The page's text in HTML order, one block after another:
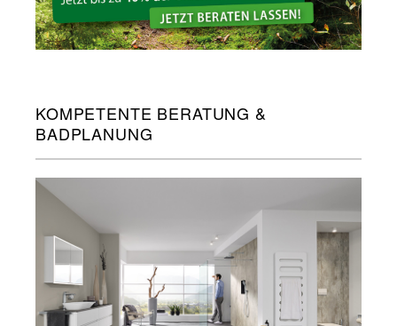
KOMPETENTE BERATUNG &
BADPLANUNG